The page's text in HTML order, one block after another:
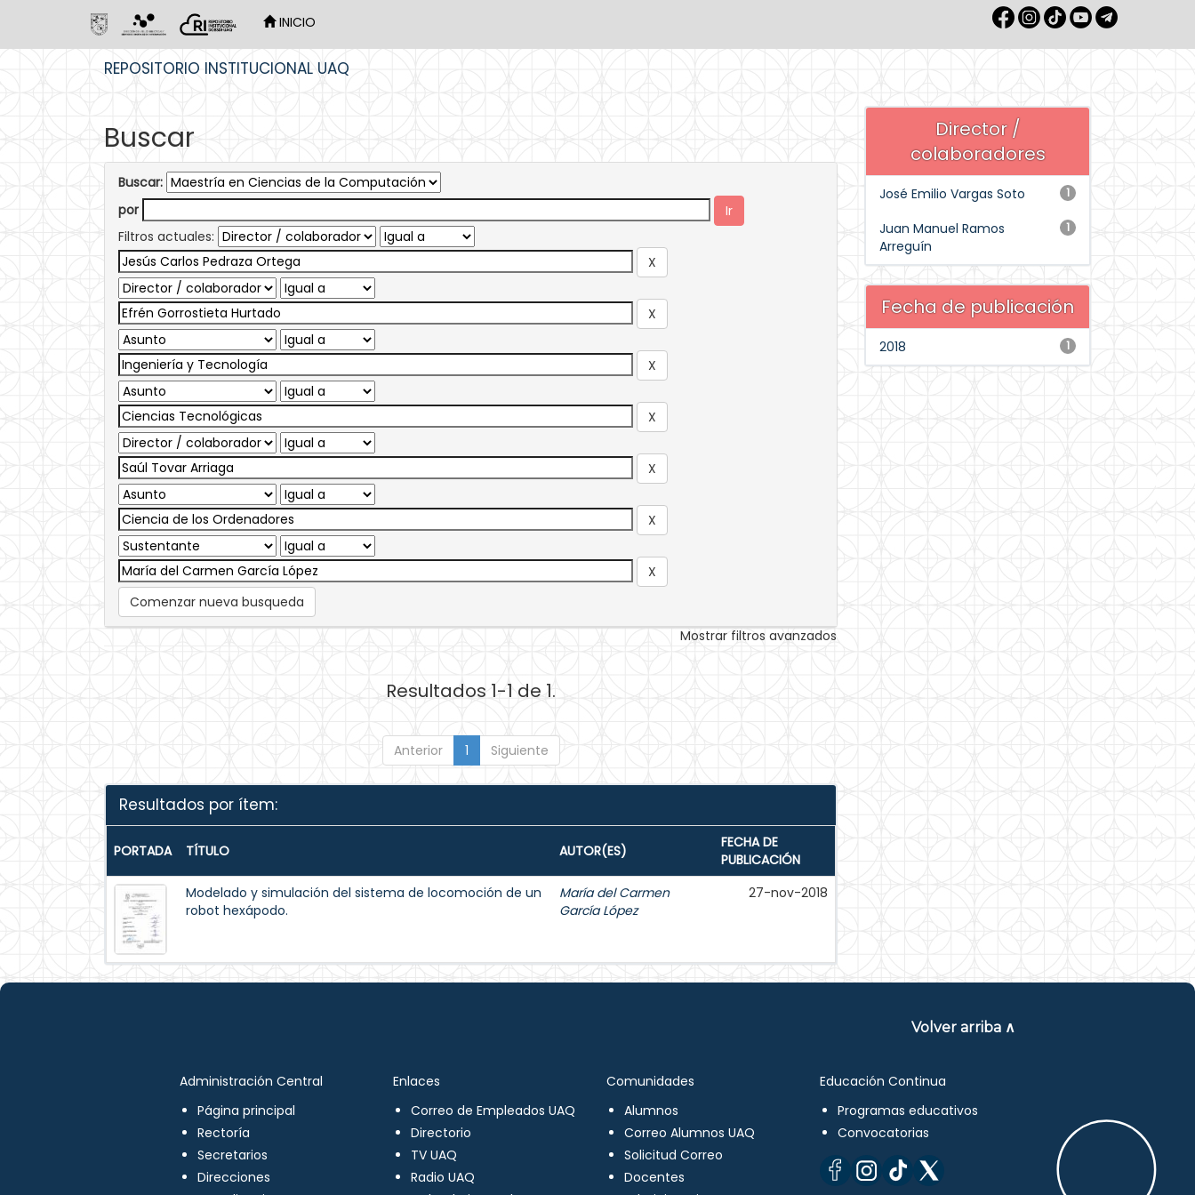
INICIO
REPOSITORIO INSTITUCIONAL UAQ
Buscar
Buscar:
por
Filtros actuales:
Comenzar nueva busqueda
Mostrar filtros avanzados
Resultados 1-1 de 1.
Anterior 1 Siguiente
Resultados por ítem:
PORTADA TÍTULO AUTOR(ES)
FECHA DE
PUBLICACIÓN
Modelado y simulación del sistema de locomoción de un
robot hexápodo.
María del Carmen
García López
27-nov-2018
Director /
colaboradores
1
José Emilio Vargas Soto
1
Juan Manuel Ramos
Arreguín
Fecha de publicación
1
2018
Volver arriba ∧
Administración Central
Página principal
Rectoría
Secretarios
Direcciones
Enlaces
Correo de Empleados UAQ
Directorio
TV UAQ
Radio UAQ
Comunidades
Alumnos
Correo Alumnos UAQ
Solicitud Correo
Docentes
Educación Continua
Programas educativos
Convocatorias